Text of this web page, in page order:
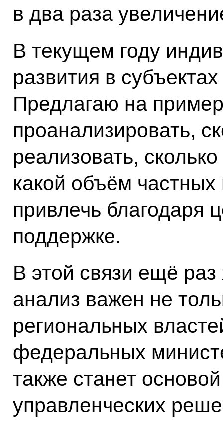
в два раза
В текущем году
развития в
Предлагаю на
проанализировать,
реализовать,
какой объём
привлечь благодаря
поддержке.
В этой связи ещё раз
анализ важен не
региональных
федеральных
также станет
управленческих